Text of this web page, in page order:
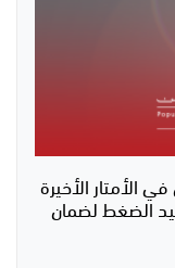
الأمتار الأخيرة
الضغط لضمان